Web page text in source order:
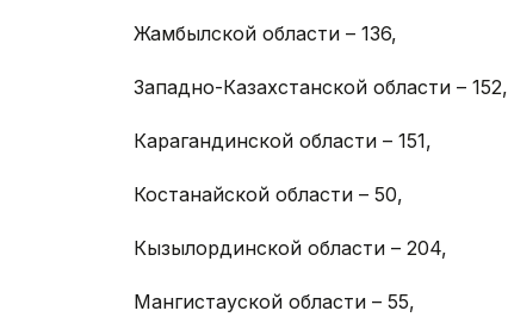
Жамбылской области – 136,
Западно-Казахстанской области – 152,
Карагандинской области – 151,
Костанайской области – 50,
Кызылординской области – 204,
Мангистауской области – 55,